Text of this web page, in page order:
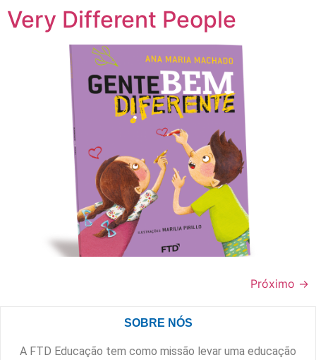
Very Different People
Próximo →
SOBRE NÓS
A FTD Educação tem como missão levar uma educação